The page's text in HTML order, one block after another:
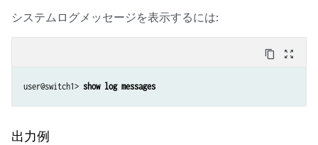
システムログメッセージを表示するには:
content_copy zoom_out_map
user@switch1> show log messages
出力例